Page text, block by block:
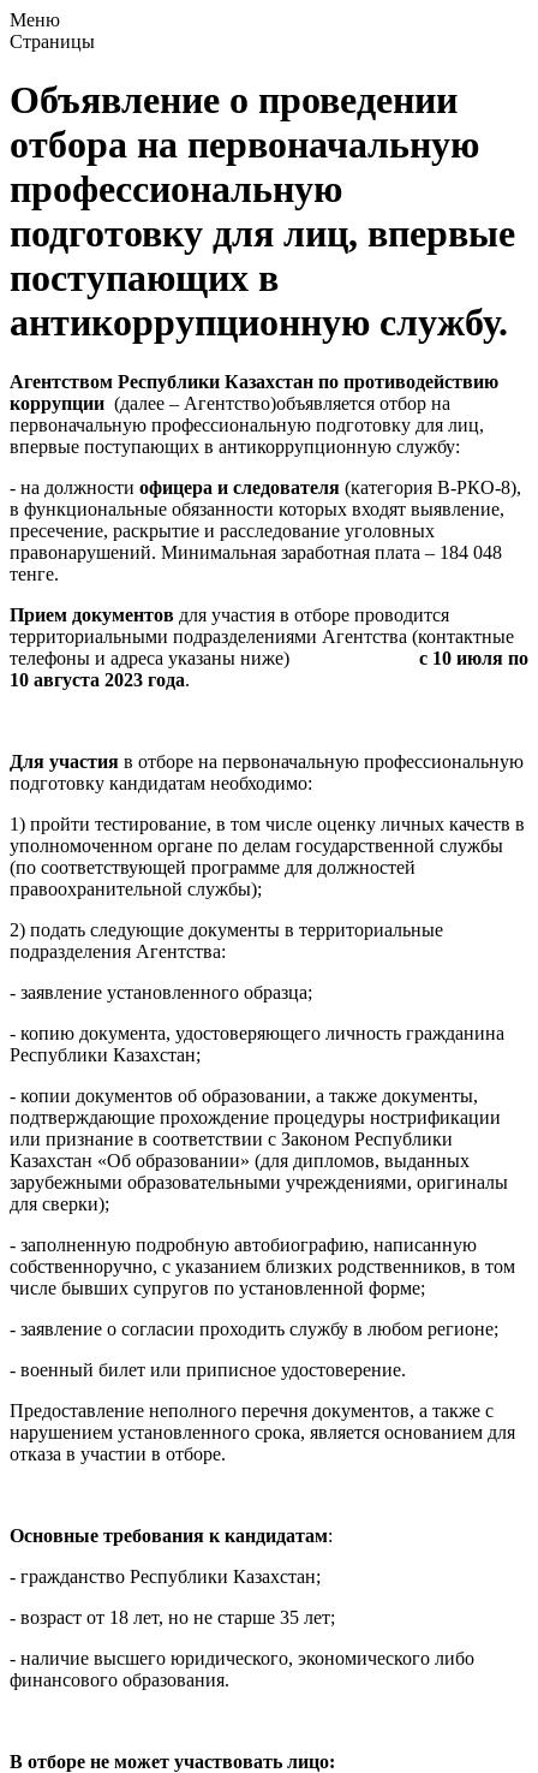
Меню
Страницы
Объявление о проведении
отбора на первоначальную
профессиональную
подготовку для лиц, впервые
поступающих в
антикоррупционную службу.
Агентством Республики Казахстан по противодействию
коррупции (далее – Агентство)объявляется отбор на
первоначальную профессиональную подготовку для лиц,
впервые поступающих в антикоррупционную службу:
- на должности офицера и следователя (категория В-РКO-8),
в функциональные обязанности которых входят выявление,
пресечение, раскрытие и расследование уголовных
правонарушений. Минимальная заработная плата – 184 048
тенге.
Прием документов для участия в отборе проводится
территориальными подразделениями Агентства (контактные
телефоны и адреса указаны ниже)
с 10 июля по
10 августа 2023 года.
Для участия в отборе на первоначальную профессиональную
подготовку кандидатам необходимо:
1) пройти тестирование, в том числе оценку личных качеств в
уполномоченном органе по делам государственной службы
(по соответствующей программе для должностей
правоохранительной службы);
2) подать следующие документы в территориальные
подразделения Агентства:
- заявление установленного образца;
- копию документа, удостоверяющего личность гражданина
Республики Казахстан;
- копии документов об образовании, а также документы,
подтверждающие прохождение процедуры нострификации
или признание в соответствии с Законом Республики
Казахстан «Об образовании» (для дипломов, выданных
зарубежными образовательными учреждениями, оригиналы
для сверки);
- заполненную подробную автобиографию, написанную
собственноручно, с указанием близких родственников, в том
числе бывших супругов по установленной форме;
- заявление о согласии проходить службу в любом регионе;
- военный билет или приписное удостоверение.
Предоставление неполного перечня документов, а также с
нарушением установленного срока, является основанием для
отказа в участии в отборе.
Основные требования к кандидатам:
- гражданство Республики Казахстан;
- возраст от 18 лет, но не старше 35 лет;
- наличие высшего юридического, экономического либо
финансового образования.
В отборе не может участвовать лицо: